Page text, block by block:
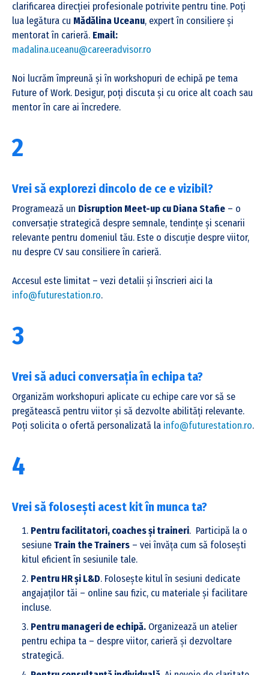
Pasul
Evaluarea
carierei
tale
partea
mai
întâi
1.2
Pasul
Career
Foresight
Canvas
2.1
Despre
Career
Foresight
Canvas
2.2
Video
Introductiv
2.3
Career
Foresight
Canvas
clarificarea direcției profesionale potrivite pentru tine. Poți
lua legătura cu Mădălina Uceanu, expert în consiliere și
mentorat în carieră. Email:
madalina.uceanu@careeradvisor.ro
Noi lucrăm împreună și în workshopuri de echipă pe tema
Future of Work. Desigur, poți discuta și cu orice alt coach sau
mentor în care ai încredere.
2
Vrei să explorezi dincolo de ce e vizibil?
Programează un Disruption Meet-up cu Diana Stafie – o
conversație strategică despre semnale, tendințe și scenarii
relevante pentru domeniul tău. Este o discuție despre viitor,
nu despre CV sau consiliere în carieră.
Accesul este limitat – vezi detalii și înscrieri aici la
info@futurestation.ro.
3
Vrei să aduci conversația în echipa ta?
Organizăm workshopuri aplicate cu echipe care vor să se
pregătească pentru viitor și să dezvolte abilități relevante.
Poți solicita o ofertă personalizată la info@futurestation.ro.
4
Vrei să folosești acest kit în munca ta?
Pentru facilitatori, coaches și traineri. Participă la o
sesiune Train the Trainers – vei învăța cum să folosești
kitul eficient în sesiunile tale.
Pentru HR și L&D. Folosește kitul în sesiuni dedicate
angajaților tăi – online sau fizic, cu materiale și facilitare
incluse.
Pentru manageri de echipă. Organizează un atelier
pentru echipa ta – despre viitor, carieră și dezvoltare
strategică.